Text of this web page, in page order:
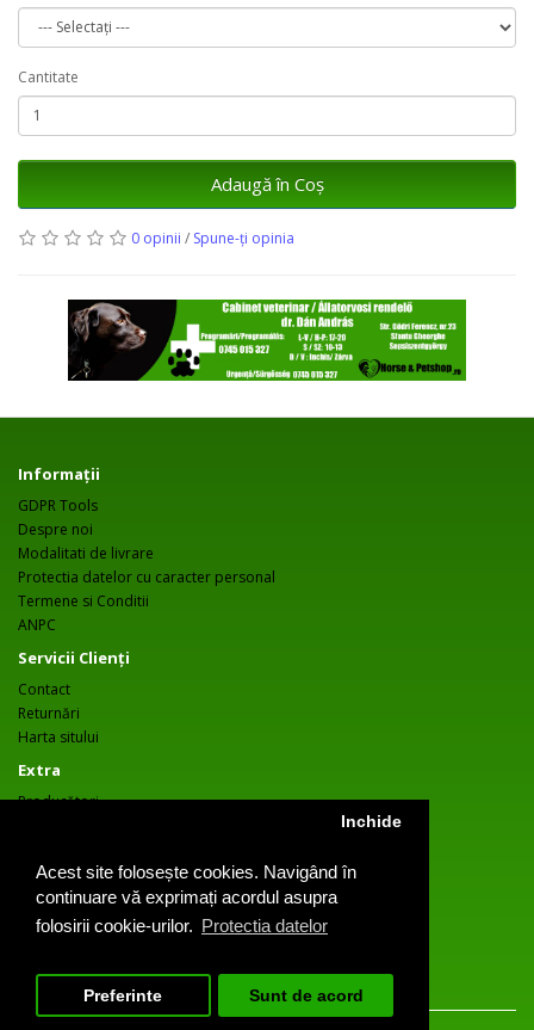
Acest site folosește cookies. Navigând în
continuare vă exprimați acordul asupra
folosirii cookie-urilor. Protectia datelor
Inchide
Preferinte Sunt de acord
Cantitate
Adaugă în Coş
0 opinii / Spune-ţi opinia
Informaţii
GDPR Tools
Despre noi
Modalitati de livrare
Protectia datelor cu caracter personal
Termene si Conditii
ANPC
Servicii Clienţi
Contact
Returnări
Harta sitului
Extra
Producători
Contul meu
Wish List